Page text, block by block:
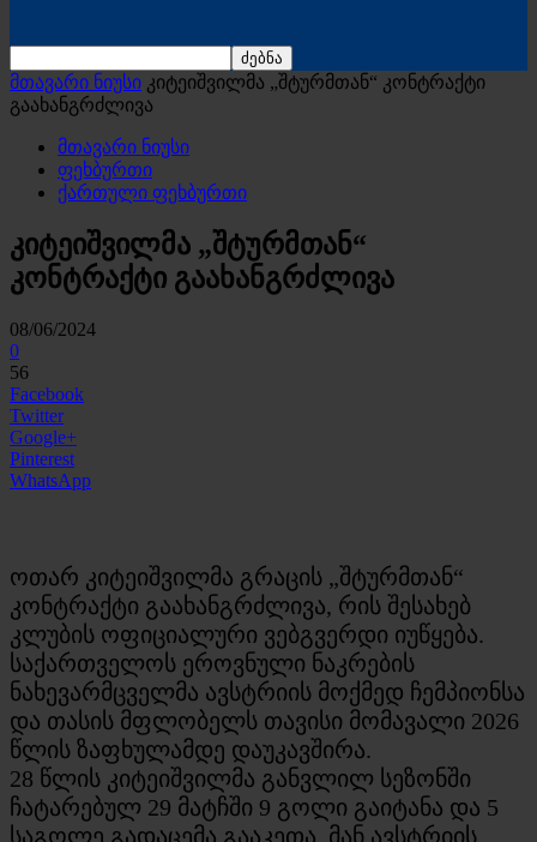
მთავარი ნიუსი კიტეიშვილმა „შტურმთან“ კონტრაქტი
გაახანგრძლივა
მთავარი ნიუსი
ფეხბურთი
ქართული ფეხბურთი
კიტეიშვილმა „შტურმთან“
კონტრაქტი გაახანგრძლივა
08/06/2024
0
56
Facebook
Twitter
Google+
Pinterest
WhatsApp
ოთარ კიტეიშვილმა გრაცის „შტურმთან“
კონტრაქტი გაახანგრძლივა, რის შესახებ
კლუბის ოფიციალური ვებგვერდი იუწყება.
საქართველოს ეროვნული ნაკრების
ნახევარმცველმა ავსტრიის მოქმედ ჩემპიონსა
და თასის მფლობელს თავისი მომავალი 2026
წლის ზაფხულამდე დაუკავშირა.
28 წლის კიტეიშვილმა განვლილ სეზონში
ჩატარებულ 29 მატჩში 9 გოლი გაიტანა და 5
საგოლე გადაცემა გააკეთა. მან ავსტრიის